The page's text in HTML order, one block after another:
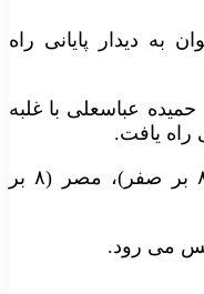
کیلوگرم بانوان به دیدار پایانی راه
حمیده عباسعلی با غلبه
راه یافت.
عباسعلی حریفانی از قزاقستان (۸ بر صفر)، مصر (۸ بر
می رود.